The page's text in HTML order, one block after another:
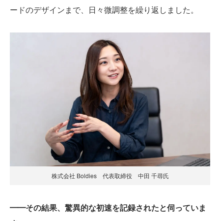
ードのデザインまで、日々微調整を繰り返しました。
株式会社 Boldies 代表取締役 中田 千尋氏
━━その結果、驚異的な初速を記録されたと伺っていま